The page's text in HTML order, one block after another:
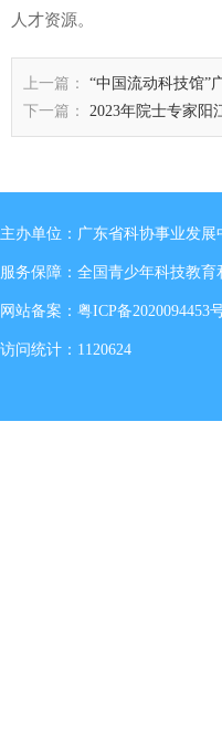
人才资源。
上一篇：
“中国流动科技馆”
下一篇：
2023年院士专家阳
主办单位：广东省科协事业发展
服务保障：全国青少年科技教
网站备案： 粤ICP备2020094453
访问统计：1120624